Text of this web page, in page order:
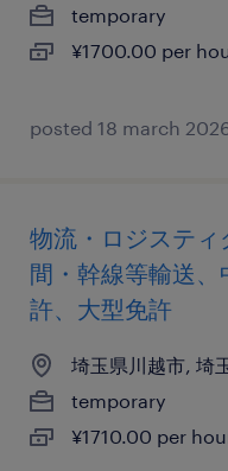
temporary
¥1700.00 per
posted 18 march
物流・ロジステ
間・幹線等輸送
許、大型免許
埼玉県川越市, 埼
temporary
¥1710.00 per